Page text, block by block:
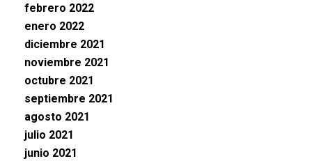
febrero 2022
enero 2022
diciembre 2021
noviembre 2021
octubre 2021
septiembre 2021
agosto 2021
julio 2021
junio 2021